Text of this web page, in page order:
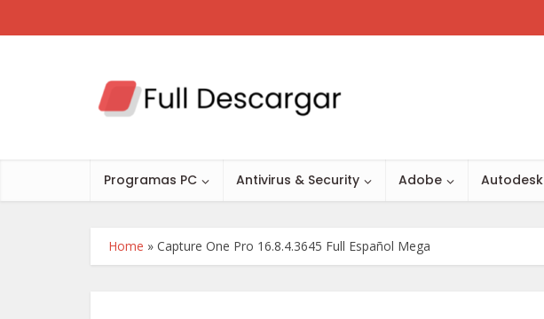
Programas PC Antivirus & Security Adobe Autodesk
Home » Capture One Pro 16.8.4.3645 Full Español Mega